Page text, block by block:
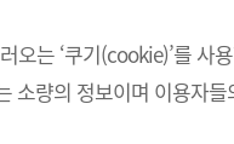
는 ‘쿠기(cookie)’를 사
량의 정보이며 이용자